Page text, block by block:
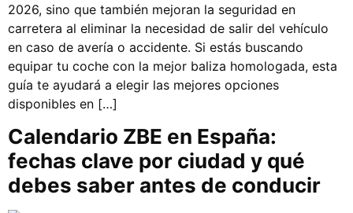
2026, sino que también mejoran la seguridad en
carretera al eliminar la necesidad de salir del vehículo
en caso de avería o accidente. Si estás buscando
equipar tu coche con la mejor baliza homologada, esta
guía te ayudará a elegir las mejores opciones
disponibles en […]
Calendario ZBE en España:
fechas clave por ciudad y qué
debes saber antes de conducir